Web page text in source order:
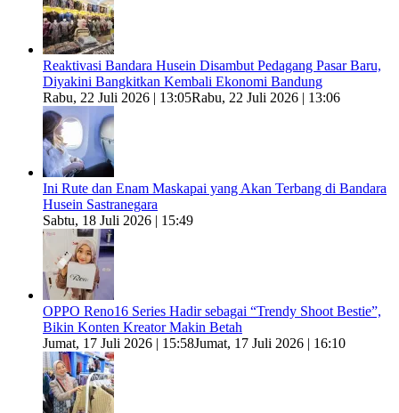
Reaktivasi Bandara Husein Disambut Pedagang Pasar Baru,
Diyakini Bangkitkan Kembali Ekonomi Bandung
Rabu, 22 Juli 2026 | 13:05Rabu, 22 Juli 2026 | 13:06
Ini Rute dan Enam Maskapai yang Akan Terbang di Bandara
Husein Sastranegara
Sabtu, 18 Juli 2026 | 15:49
OPPO Reno16 Series Hadir sebagai “Trendy Shoot Bestie”,
Bikin Konten Kreator Makin Betah
Jumat, 17 Juli 2026 | 15:58Jumat, 17 Juli 2026 | 16:10